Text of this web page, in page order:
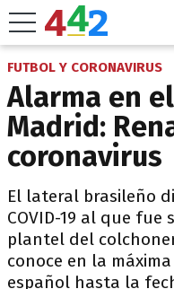
FUTBOL Y CORONAVIRUS
Alarma en
Madrid:
coronavirus
El lateral brasileño
COVID-19 al que
plantel del
conoce en la
español hasta la